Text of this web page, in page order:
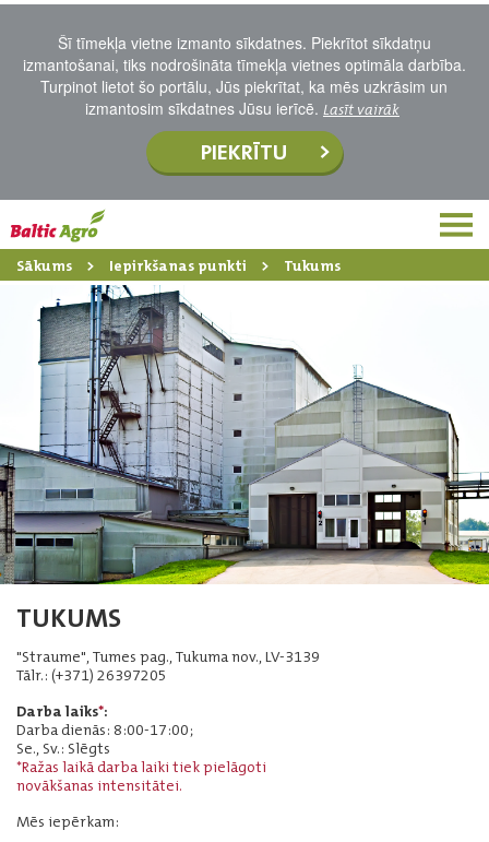
Šī tīmekļa vietne izmanto sīkdatnes. Piekrītot sīkdatņu
izmantošanai, tiks nodrošināta tīmekļa vietnes optimāla darbība.
Turpinot lietot šo portālu, Jūs piekrītat, ka mēs uzkrāsim un
izmantosim sīkdatnes Jūsu ierīcē. Lasīt vairāk
PIEKRĪTU
Sākums Iepirkšanas punkti Tukums
TUKUMS
"Straume", Tumes pag., Tukuma nov., LV-3139
Tālr.: (+371) 26397205
Darba laiks*:
Darba dienās: 8:00-17:00;
Se., Sv.: Slēgts
*Ražas laikā darba laiki tiek pielāgoti
novākšanas intensitātei.
Mēs iepērkam: